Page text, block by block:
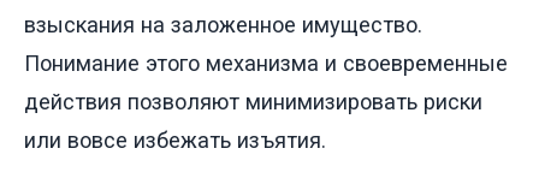
взыскания на заложенное имущество.
Понимание этого механизма и своевременные
действия позволяют минимизировать риски
или вовсе избежать изъятия.